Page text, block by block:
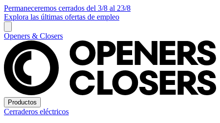
Permaneceremos cerrados del 3/8 al 23/8
Explora las últimas ofertas de empleo
Openers & Closers
Productos
Cerraderos eléctricos